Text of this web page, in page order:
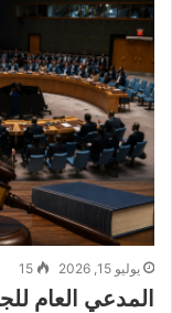
يوليو 15, 2026 15
المدعي العام